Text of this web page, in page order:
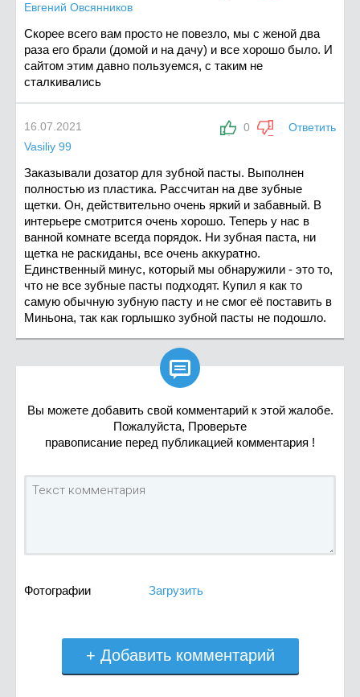
Евгений Овсянников
Скорее всего вам просто не повезло, мы с женой два
раза его брали (домой и на дачу) и все хорошо было. И
сайтом этим давно пользуемся, с таким не
сталкивались
0 Ответить
16.07.2021
Vasiliy 99
Заказывали дозатор для зубной пасты. Выполнен
полностью из пластика. Рассчитан на две зубные
щетки. Он, действительно очень яркий и забавный. В
интерьере смотрится очень хорошо. Теперь у нас в
ванной комнате всегда порядок. Ни зубная паста, ни
щетка не раскиданы, все очень аккуратно.
Единственный минус, который мы обнаружили - это то,
что не все зубные пасты подходят. Купил я как то
самую обычную зубную пасту и не смог её поставить в
Миньона, так как горлышко зубной пасты не подошло.

Вы можете добавить свой комментарий к этой жалобе.
Пожалуйста, Проверьте
правописание перед публикацией комментария !
Фотографии Загрузить
+ Добавить комментарий